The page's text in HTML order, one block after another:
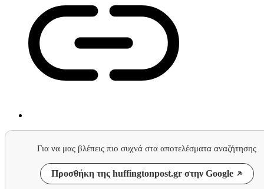
Για να μας βλέπεις πιο συχνά στα αποτελέσματα αναζήτησης
Προσθήκη της huffingtonpost.gr στην Google